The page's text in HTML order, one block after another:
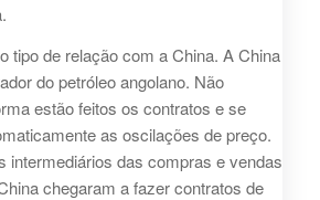
tipo de relação com a China. A China
do petróleo angolano. Não
estão feitos os contratos e se
as oscilações de preço.
intermediários das compras e vendas
chegaram a fazer contratos de